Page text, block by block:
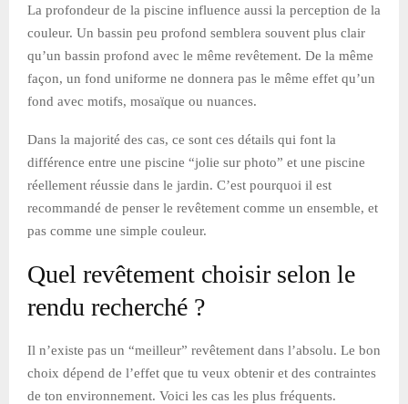
La profondeur de la piscine influence aussi la perception de la
couleur. Un bassin peu profond semblera souvent plus clair
qu’un bassin profond avec le même revêtement. De la même
façon, un fond uniforme ne donnera pas le même effet qu’un
fond avec motifs, mosaïque ou nuances.
Dans la majorité des cas, ce sont ces détails qui font la
différence entre une piscine “jolie sur photo” et une piscine
réellement réussie dans le jardin. C’est pourquoi il est
recommandé de penser le revêtement comme un ensemble, et
pas comme une simple couleur.
Quel revêtement choisir selon le
rendu recherché ?
Il n’existe pas un “meilleur” revêtement dans l’absolu. Le bon
choix dépend de l’effet que tu veux obtenir et des contraintes
de ton environnement. Voici les cas les plus fréquents.